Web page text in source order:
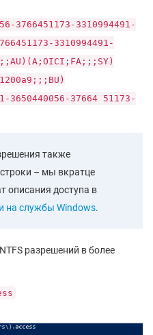
3766451173-3310994491-
3310994491-
37664 51173-
также
– мы вкратце
описания доступа в
на службы Windows.
разрешений в более